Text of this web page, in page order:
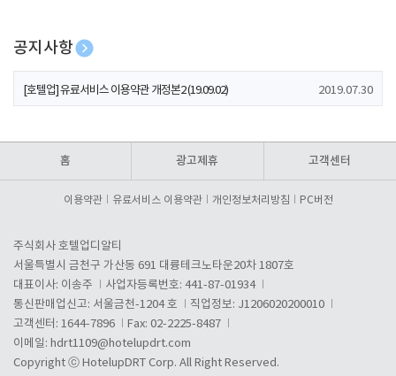
공지사항
[호텔업] 개인정보 처리방침 개정본1 (19.09.02)
[호텔업] 유료서비스 이용약관 개정본2 (19.09.02) 2019.07.30
홈 광고제휴 고객센터
이용약관 유료서비스 이용약관 개인정보처리방침 PC버전
주식회사 호텔업디알티
서울특별시 금천구 가산동 691 대륭테크노타운20차 1807호
대표이사: 이송주
사업자등록번호: 441-87-01934
통신판매업신고: 서울금천-1204 호
직업정보: J1206020200010
고객센터: 1644-7896
Fax: 02-2225-8487
이메일: hdrt1109@hotelupdrt.com
Copyright ⓒ HotelupDRT Corp. All Right Reserved.